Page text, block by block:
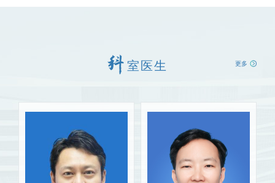
室医生 更多